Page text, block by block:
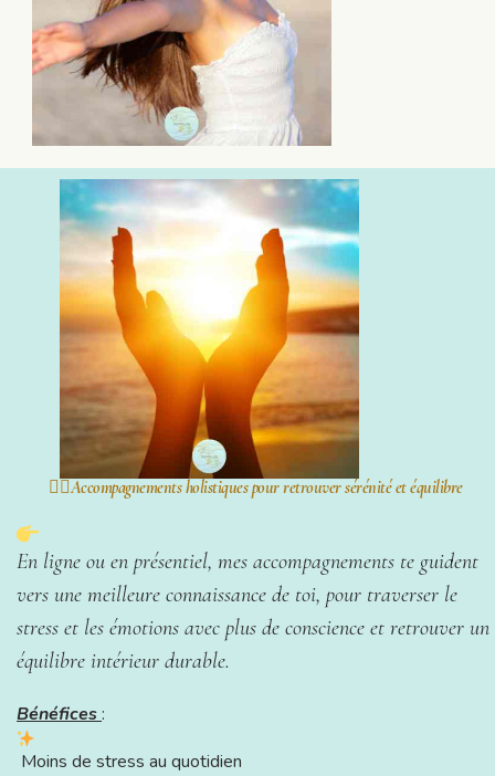
🧘‍♀️Accompagnements holistiques pour retrouver sérénité et équilibre
En ligne ou en présentiel, mes accompagnements te guident
vers une meilleure connaissance de toi, pour traverser le
stress et les émotions avec plus de conscience et retrouver un
équilibre intérieur durable.
Bénéfices:
Moins de stress au quotidien